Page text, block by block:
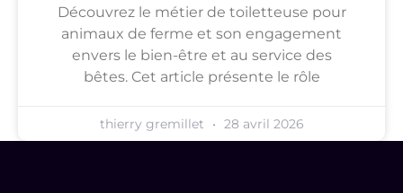
Découvrez le métier de toiletteuse pour
animaux de ferme et son engagement
envers le bien-être et au service des
bêtes. Cet article présente le rôle
thierry gremillet 28 avril 2026